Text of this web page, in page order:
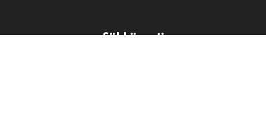
Sähköposti